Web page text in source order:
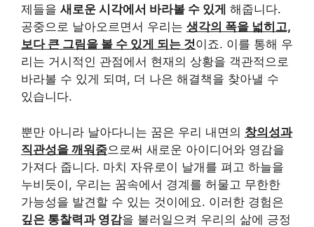
제들을 새로운 시각에서 바라볼 수 있게 해줍니다.
공중으로 날아오르면서 우리는 생각의 폭을 넓히고,
보다 큰 그림을 볼 수 있게 되는 것이죠. 이를 통해 우
리는 거시적인 관점에서 현재의 상황을 객관적으로
바라볼 수 있게 되며, 더 나은 해결책을 찾아낼 수
있습니다.
뿐만 아니라 날아다니는 꿈은 우리 내면의 창의성과
직관성을 깨워줌으로써 새로운 아이디어와 영감을
가져다 줍니다. 마치 자유로이 날개를 펴고 하늘을
누비듯이, 우리는 꿈속에서 경계를 허물고 무한한
가능성을 발견할 수 있는 것이에요. 이러한 경험은
깊은 통찰력과 영감을 불러일으켜 우리의 삶에 긍정